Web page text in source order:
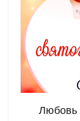
Любовь